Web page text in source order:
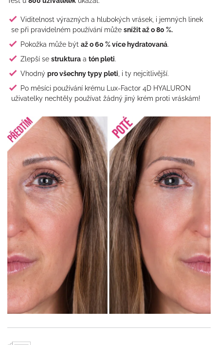
Viditelnost výrazných a hlubokých vrásek, i jemných linek
se při pravidelném používání může snížit až o 80 %.
Pokožka může být až o 60 % více hydratovaná.
Zlepší se strukturaa tón pleti.
Vhodný pro všechny typy pleti , i ty nejcitlivější.
Po měsíci používání krému Lux-Factor 4D HYALURON
uživatelky nechtěly používat žádný jiný krém proti vráskám!